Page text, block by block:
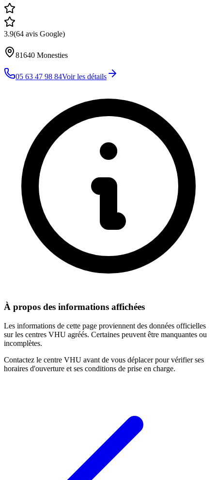
3.9(64 avis Google)
81640 Monesties
05 63 47 98 84Voir les détails
À propos des informations affichées
Les informations de cette page proviennent des données officielles
sur les centres VHU agréés. Certaines peuvent être manquantes ou
incomplètes.
Contactez le centre VHU avant de vous déplacer pour vérifier ses
horaires d'ouverture et ses conditions de prise en charge.